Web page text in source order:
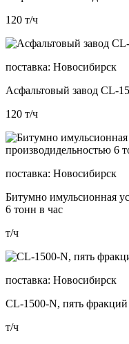
120 т/ч
поставка: Новосибирск
Асфальтовый завод CL-
120 т/ч
поставка: Новосибирск
Битумно имульсионная
6 тонн в час
т/ч
поставка: Новосибирск
CL-1500-N, пять
т/ч